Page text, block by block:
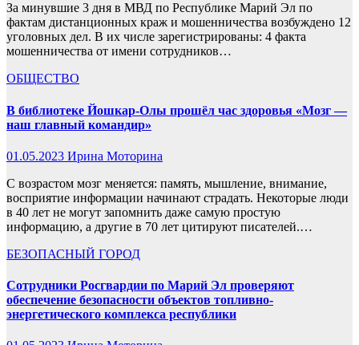
За минувшие 3 дня в МВД по Республике Марий Эл по
фактам дистанционных краж и мошенничества возбуждено 12
уголовных дел. В их числе зарегистрированы: 4 факта
мошенничества от имени сотрудников…
ОБЩЕСТВО
В библиотеке Йошкар-Олы прошёл час здоровья «Мозг —
наш главный командир»
01.05.2023 Ирина Моторина
С возрастом мозг меняется: память, мышление, внимание,
восприятие информации начинают страдать. Некоторые люди
в 40 лет не могут запомнить даже самую простую
информацию, а другие в 70 лет цитируют писателей.…
БЕЗОПАСНЫЙ ГОРОД
Сотрудники Росгвардии по Марий Эл проверяют
обеспечение безопасности объектов топливно-
энергетического комплекса республики